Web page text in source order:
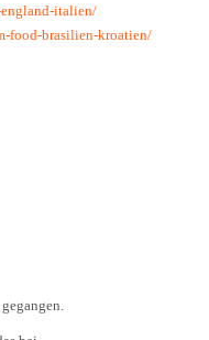
italien/
food-brasilien-kroatien/